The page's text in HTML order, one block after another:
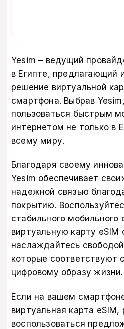
Yesim – ведущий
в Египте, предлагающий
решение виртуальной
смартфона. Выбрав
пользоваться быстрым
интернетом не только в
всему миру.
Благодаря своему
Yesim обеспечивает
надежной связью
покрытию.
стабильного
виртуальную карту eSIM
наслаждайтесь
которые соответствуют
цифровому образу жизни.
Если на вашем
виртуальная карта
воспользоваться